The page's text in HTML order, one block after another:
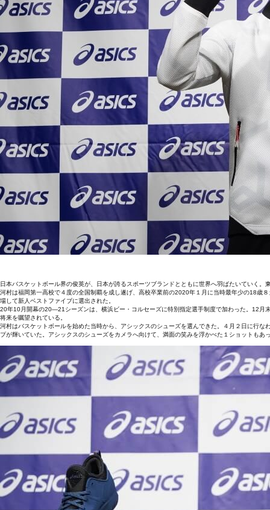
日本バスケットボール界の俊英が、日本が誇るスポーツブランドとともに世界へ羽ばたいていく
河村は福岡第一高校で４度の全国制覇を成し遂げ、高校卒業前の2020年１月に当時最年少の18
場して新人ベストファイブに選出された。
20年10月開幕の20―21シーズンは、横浜ビー・コルセーズに特別指定選手制度で加わった。12月
将来を嘱望されている。
河村はバスケットボールを始めた当時から、アシックスのシューズを選んできた。４月２日に行
プが輝いていた。アシックスのシューズをカメラへ向けて、満面の笑みを浮かべた１ショットもあ